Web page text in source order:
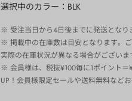
選択中のカラー：BLK
※ 受注当日から4日後までに発送となり
※ 掲載中の在庫数は目安となります。
実際の在庫状況が異なる場合がございま
※ 会員様は、税抜¥100毎に1ポイント
UP！会員様限定セールや送料無料など